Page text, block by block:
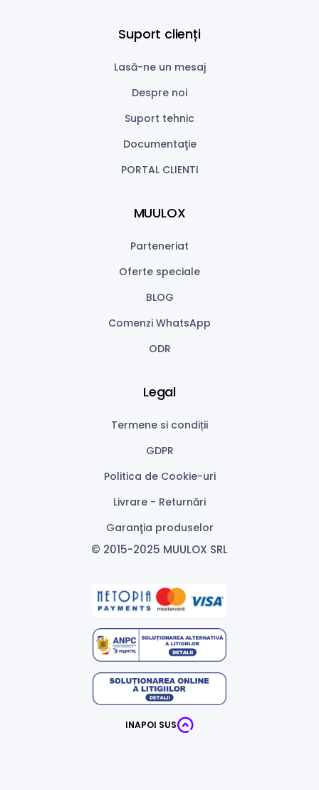
Suport clienți
Lasă-ne un mesaj
Despre noi
Suport tehnic
Documentaţie
PORTAL CLIENTI
MUULOX
Parteneriat
Oferte speciale
BLOG
Comenzi WhatsApp
ODR
Legal
Termene si condiții
GDPR
Politica de Cookie-uri
Livrare - Returnări
Garanţia produselor
© 2015-2025 MUULOX SRL
INAPOI SUS